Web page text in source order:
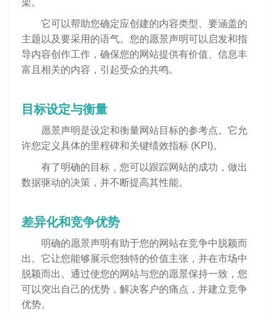
架。
它可以帮助您确定应创建的内容类型、要涵盖的
主题以及要采用的语气。您的愿景声明可以启发和指
导内容创作工作，确保您的网站提供有价值、信息丰
富且相关的内容，引起受众的共鸣。
目标设定与衡量
愿景声明是设定和衡量网站目标的参考点。它允
许您定义具体的里程碑和关键绩效指标 (KPI)。
有了明确的目标，您可以跟踪网站的成功，做出
数据驱动的决策，并不断提高其性能。
差异化和竞争优势
明确的愿景声明有助于您的网站在竞争中脱颖而
出。它让您能够展示您独特的价值主张，并在市场中
脱颖而出。通过使您的网站与您的愿景保持一致，您
可以突出自己的优势，解决客户的痛点，并建立竞争
优势。